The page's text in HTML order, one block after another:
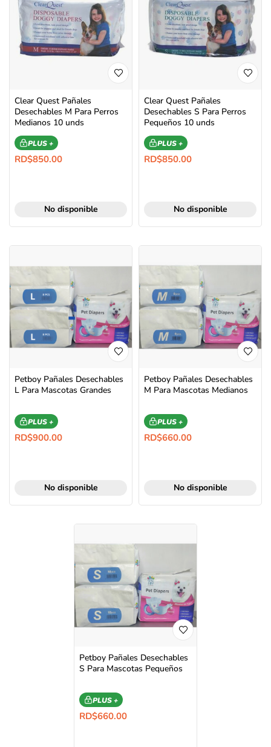
Clear Quest Pañales
Desechables M Para Perros
Medianos 10 unds
PLUS +
RD$850.00
No disponible
Clear Quest Pañales
Desechables S Para Perros
Pequeños 10 unds
PLUS +
RD$850.00
No disponible
Petboy Pañales Desechables
L Para Mascotas Grandes
PLUS +
RD$900.00
No disponible
Petboy Pañales Desechables
M Para Mascotas Medianos
PLUS +
RD$660.00
No disponible
Petboy Pañales Desechables
S Para Mascotas Pequeños
PLUS +
RD$660.00